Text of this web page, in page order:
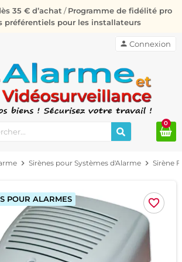
35 € d’achat /Programme de fidélité pro
préférentiels pour les installateurs
person Connexion
0
chevron_right Sirènes pour Systèmes d'Alarme chevron_right Sirène
favorite_border
POUR ALARMES